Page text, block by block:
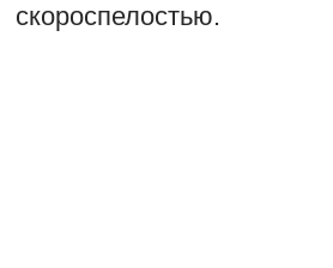
скороспелостью.